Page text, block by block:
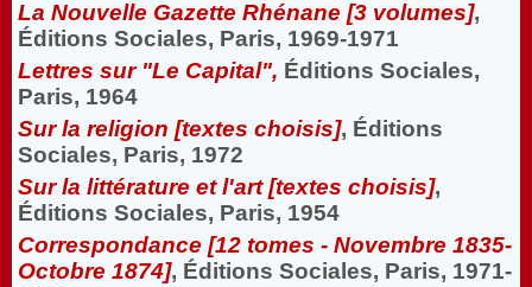
La Nouvelle Gazette Rhénane [3 volumes],
Éditions Sociales, Paris, 1969-1971
Lettres sur "Le Capital", Éditions Sociales,
Paris, 1964
Sur la religion [textes choisis], Éditions
Sociales, Paris, 1972
Sur la littérature et l'art [textes choisis],
Éditions Sociales, Paris, 1954
Correspondance [12 tomes - Novembre 1835-
Octobre 1874], Éditions Sociales, Paris, 1971-